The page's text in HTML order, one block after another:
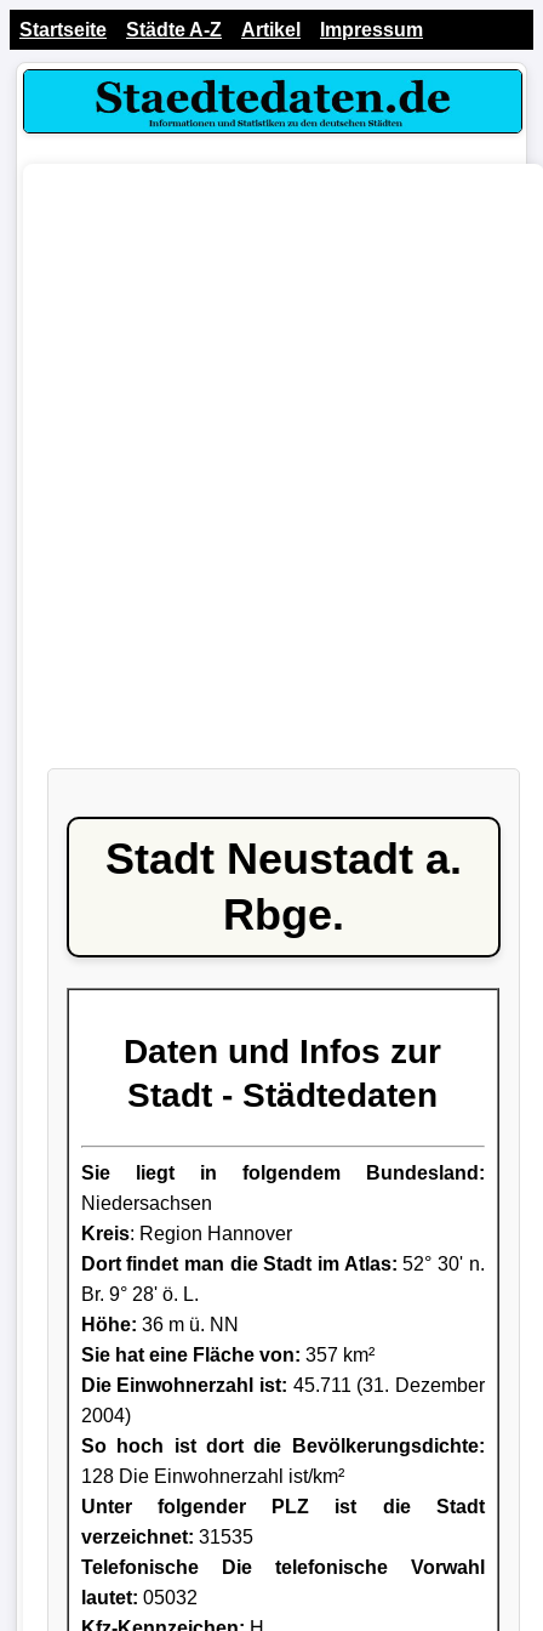
Startseite Städte A-Z Artikel Impressum
Stadt Neustadt a.
Rbge.
Daten und Infos zur
Stadt - Städtedaten
Sie liegt in folgendem Bundesland:
Niedersachsen
Kreis: Region Hannover
Dort findet man die Stadt im Atlas: 52° 30' n.
Br. 9° 28' ö. L.
Höhe: 36 m ü. NN
Sie hat eine Fläche von: 357 km²
Die Einwohnerzahl ist: 45.711 (31. Dezember
2004)
So hoch ist dort die Bevölkerungsdichte:
128 Die Einwohnerzahl ist/km²
Unter folgender PLZ ist die Stadt
verzeichnet: 31535
Telefonische Die telefonische Vorwahl
lautet: 05032